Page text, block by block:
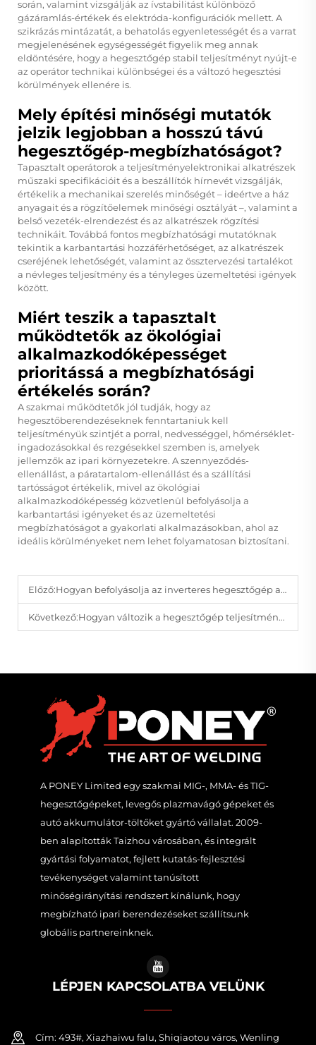
során, valamint vizsgálják az ívstabilitást különböző
gázáramlás-értékek és elektróda-konfigurációk mellett. A
szikrázás mintázatát, a behatolás egyenletességét és a varrat
megjelenésének egységességét figyelik meg annak
eldöntésére, hogy a hegesztőgép stabil teljesítményt nyújt-e
az operátor technikai különbségei és a változó hegesztési
körülmények ellenére is.
Mely építési minőségi mutatók
jelzik legjobban a hosszú távú
hegesztőgép-megbízhatóságot?
Tapasztalt operátorok a teljesítményelektronikai alkatrészek
műszaki specifikációit és a beszállítók hírnevét vizsgálják,
értékelik a mechanikai szerelés minőségét – ideértve a ház
anyagait és a rögzítőelemek minőségi osztályát –, valamint a
belső vezeték-elrendezést és az alkatrészek rögzítési
technikáit. Továbbá fontos megbízhatósági mutatóknak
tekintik a karbantartási hozzáférhetőséget, az alkatrészek
cseréjének lehetőségét, valamint az össztervezési tartalékot
a névleges teljesítmény és a tényleges üzemeltetési igények
között.
Miért teszik a tapasztalt
működtetők az ökológiai
alkalmazkodóképességet
prioritássá a megbízhatósági
értékelés során?
A szakmai működtetők jól tudják, hogy az
hegesztőberendezéseknek fenntartaniuk kell
teljesítményük szintjét a porral, nedvességgel, hőmérséklet-
ingadozásokkal és rezgésekkel szemben is, amelyek
jellemzők az ipari környezetekre. A szennyeződés-
ellenállást, a páratartalom-ellenállást és a szállítási
tartósságot értékelik, mivel az ökológiai
alkalmazkodóképesség közvetlenül befolyásolja a
karbantartási igényeket és az üzemeltetési
megbízhatóságot a gyakorlati alkalmazásokban, ahol az
ideális körülményeket nem lehet folyamatosan biztosítani.
Előző:Hogyan befolyásolja az inverteres hegesztőgép az energiatakarékosságot folyamatos hegesztési feladatoknál?
Következő:Hogyan változik a hegesztőgép teljesítménye a javítási munkáktól a gyártási feladatokig?
A PONEY Limited egy szakmai MIG-, MMA- és TIG-
hegesztőgépeket, levegős plazmavágó gépeket és
autó akkumulátor-töltőket gyártó vállalat. 2009-
ben alapították Taizhou városában, és integrált
gyártási folyamatot, fejlett kutatás-fejlesztési
tevékenységet valamint tanúsított
minőségirányítási rendszert kínálunk, hogy
megbízható ipari berendezéseket szállítsunk
globális partnereinknek.
LÉPJEN KAPCSOLATBA VELÜNK
Cím: 493#, Xiazhaiwu falu, Shiqiaotou város, Wenling